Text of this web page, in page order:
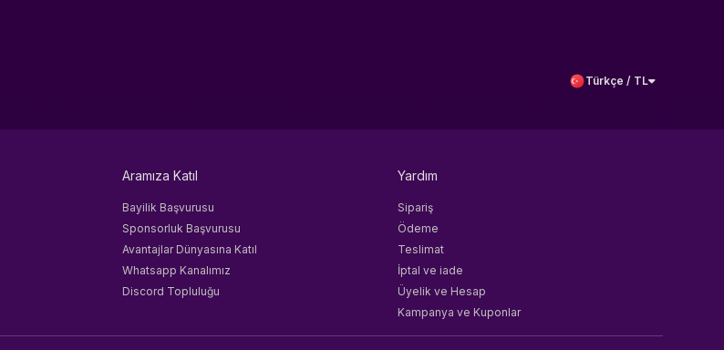
Türkçe / TL
Aramıza Katıl
Bayilik Başvurusu
Sponsorluk Başvurusu
Avantajlar Dünyasına Katıl
Whatsapp Kanalımız
Discord Topluluğu
Yardım
Sipariş
Ödeme
Teslimat
İptal ve iade
Üyelik ve Hesap
Kampanya ve Kuponlar